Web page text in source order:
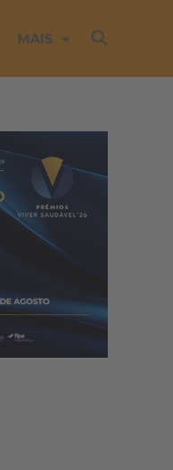
MAIS